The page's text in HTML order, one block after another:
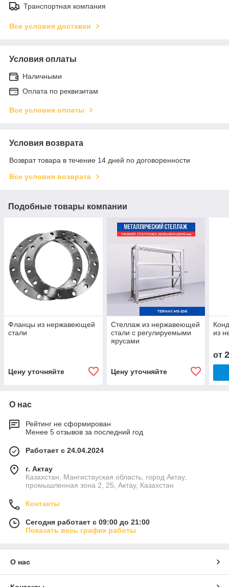
Транспортная компания
Все условия доставки
Условия оплаты
Наличными
Оплата по реквизитам
Все условия оплаты
Условия возврата
Возврат товара в течение 14 дней по договоренности
Все условия возврата
Подобные товары компании
Фланцы из нержавеющей
стали
Цену уточняйте
Стеллаж из нержавеющей
стали с регулируемыми
ярусами
Цену уточняйте
из
от
О нас
Рейтинг не сформирован
Менее 5 отзывов за последний год
Работает с 24.04.2024
г. Актау
Казахстан, Мангистауская область, город Актау,
промышленная зона 2, 25, Актау, Казахстан
Контакты
Сегодня работает с 09:00 до 21:00
Показать весь график работы
О нас